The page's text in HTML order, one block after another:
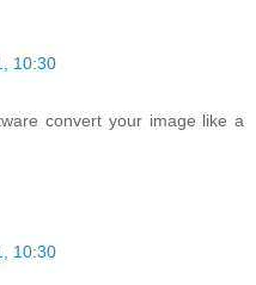
10:30
convert your image like a
10:30